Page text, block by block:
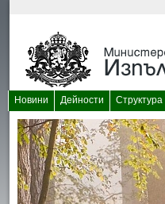
Новини Дейности Структура